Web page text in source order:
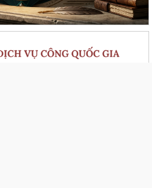
Quy chế hoạt động của Ban Quản lý di
phố...